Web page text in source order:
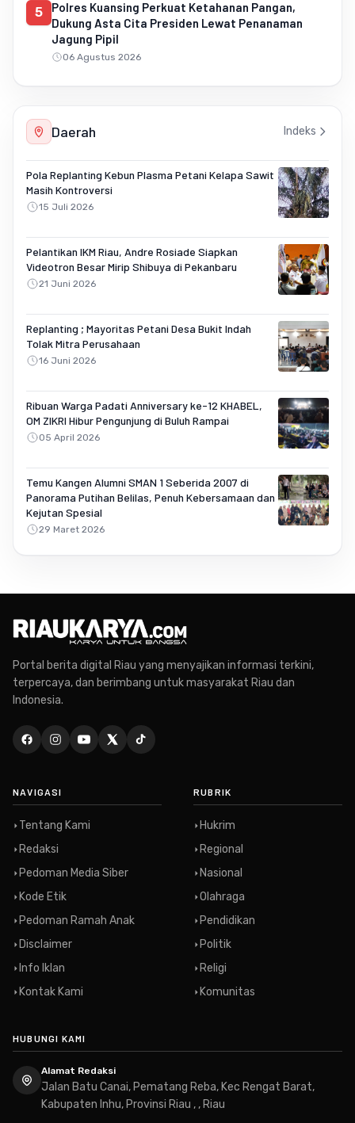
5
Polres Kuansing Perkuat Ketahanan Pangan,
Dukung Asta Cita Presiden Lewat Penanaman
Jagung Pipil
06 Agustus 2026
Daerah Indeks
Pola Replanting Kebun Plasma Petani Kelapa Sawit
Masih Kontroversi
15 Juli 2026
Pelantikan IKM Riau, Andre Rosiade Siapkan
Videotron Besar Mirip Shibuya di Pekanbaru
21 Juni 2026
Replanting ; Mayoritas Petani Desa Bukit Indah
Tolak Mitra Perusahaan
16 Juni 2026
Ribuan Warga Padati Anniversary ke-12 KHABEL,
OM ZIKRI Hibur Pengunjung di Buluh Rampai
05 April 2026
Temu Kangen Alumni SMAN 1 Seberida 2007 di
Panorama Putihan Belilas, Penuh Kebersamaan dan
Kejutan Spesial
29 Maret 2026
Portal berita digital Riau yang menyajikan informasi terkini,
terpercaya, dan berimbang untuk masyarakat Riau dan
Indonesia.
NAVIGASI
Tentang Kami
Redaksi
Pedoman Media Siber
Kode Etik
Pedoman Ramah Anak
Disclaimer
Info Iklan
Kontak Kami
RUBRIK
Hukrim
Regional
Nasional
Olahraga
Pendidikan
Politik
Religi
Komunitas
HUBUNGI KAMI
Alamat Redaksi
Jalan Batu Canai, Pematang Reba, Kec Rengat Barat,
Kabupaten Inhu, Provinsi Riau , , Riau